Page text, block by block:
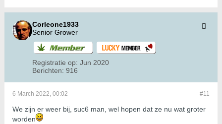
Corleone1933
Senior Grower
Registratie op: Jun 2020
Berichten: 916
#11
6 March 2022, 00:02
We zijn er weer bij, suc6 man, wel hopen dat ze nu wat groter
worden